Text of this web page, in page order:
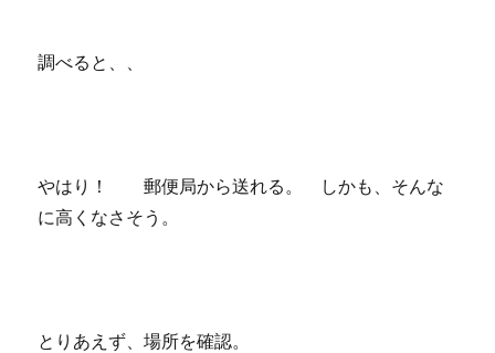
調べると、、
やはり！ 郵便局から送れる。 しかも、そんな
に高くなさそう。
とりあえず、場所を確認。